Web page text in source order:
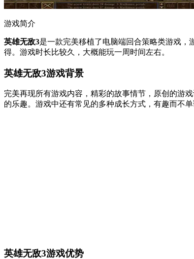
游戏简介
英雄无敌3是一款完美移植了电脑端回合策略类游戏
得。游戏时长比较久，大概能玩一周时间左右。
英雄无敌3游戏背景
完美再现所有游戏内容，精彩的故事情节，原创的游
的乐趣。游戏中还有常见的多种成长方式，有趣而不
英雄无敌3游戏优势